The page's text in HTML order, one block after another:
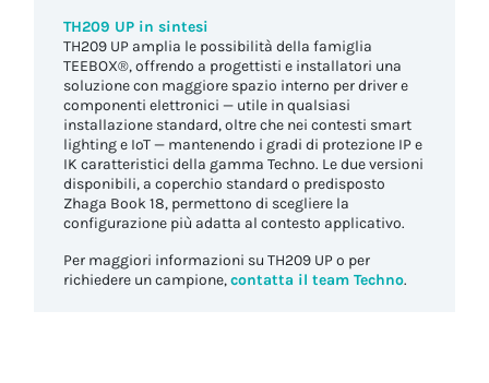
TH209 UP in sintesi
TH209 UP amplia le possibilità della famiglia
TEEBOX®, offrendo a progettisti e installatori una
soluzione con maggiore spazio interno per driver e
componenti elettronici — utile in qualsiasi
installazione standard, oltre che nei contesti smart
lighting e IoT — mantenendo i gradi di protezione IP e
IK caratteristici della gamma Techno. Le due versioni
disponibili, a coperchio standard o predisposto
Zhaga Book 18, permettono di scegliere la
configurazione più adatta al contesto applicativo.
Per maggiori informazioni su TH209 UP o per
richiedere un campione,contatta il team Techno.